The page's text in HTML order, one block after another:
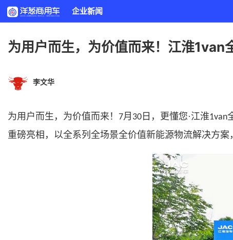
企业新闻
为用户而生，为价值而来！江淮1van
李文华
为用户而生，为价值而来！ 7月 30 日，更懂您·江淮1van
重磅亮相，以全系列全场景全价值新能源物流解决方